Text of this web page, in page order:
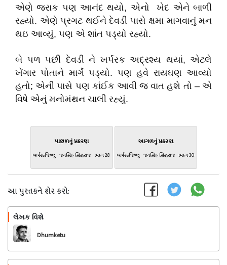
એણે જરાક પણ આનંદ થયો, એનો ખેદ એને બાળી
રહ્યો. એણે પ્રગટ થઈને દેવડી પાસે ક્ષમા માગવાનું મન
થઇ આવ્યું, પણ એ શાંત પડ્યો રહ્યો.
બે પળ પછી દેવડી ને ખર્પરક અદ્રશ્ય થયાં, એટલે
ખેંગાર પોતાને માર્ગે પડ્યો. પણ હવે રાયઘણ આવ્યો
હતો; એની પાસે પણ કાંઈક આવી જ વાત હશે તો – એ
વિષે એનું મનોમંથન ચાલી રહ્યું.
પાછળનું પ્રકરણ
બર્બરકજિષ્ણુ - જયસિંહ સિદ્ધરાજ - ભાગ 28
આગળનું પ્રકરણ
બર્બરકજિષ્ણુ - જયસિંહ સિદ્ધરાજ - ભાગ 30
આ પુસ્તકને શેર કરો:
લેખક વિશે
Dhumketu